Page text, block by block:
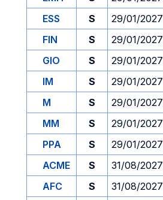
ESS
S 29/01/2027
FIN
S 29/01/2027
GIO
S 29/01/2027
IM
S 29/01/2027
M
S 29/01/2027
MM
S 29/01/2027
PPA
S 29/01/2027
ACME
S 31/08/2027
AFC
S 31/08/2027